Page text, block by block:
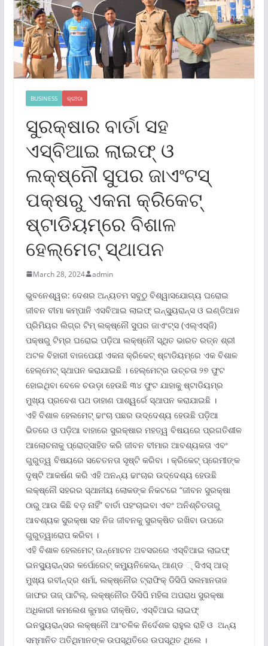
BUSINESS କ୍ରୀଡା
ସୁରକ୍ଷାର ବାର୍ତା ସହ
ଏସ୍‌ବିଆଇ ଲାଇଫ୍ ଓ
ଲକ୍ଷ୍ନୌ ସୁପର ଜାଏଂଟସ୍
ପକ୍ଷରୁ ଏକନା କ୍ରିକେଟ୍
ଷ୍ଟାଡିୟମ୍‌ରେ ବିଶାଳ
ହେଲ୍‌ମେଟ୍ ସ୍ଥାପନ
March 28, 2024 admin
ଭୁବନେଶ୍ୱର: ଦେଶର ଅନ୍ୟତମ ସବୁଠୁ ବିଶ୍ୱାସଯୋଗ୍ୟ ଘରୋଇ
ଜୀବନ ବୀମା କମ୍ପାନି ଏସବିଆଇ ଲାଇଫ୍ ଇନ୍‌ସ୍ୟୁରାନ୍ସ ଓ ଇଣ୍ଡିଆନ
ପ୍ରିମିୟର ଲିଗ୍‌ର ଟିମ୍ ଲକ୍ଷ୍ନୌ ସୁପର ଜାଏଂଟ୍‌ସ (ଏଲ୍‌ଏସ୍‌ଜି)
ପକ୍ଷରୁ ଟିମ୍‌ର ଘରୋଇ ପଡ଼ିଆ ଲକ୍ଷ୍ନୌ ସ୍ଥିତ ଭାରତ ରତ୍ନ ଶ୍ରୀ
ଅଟଳ ବିହାରୀ ବାଜପେୟୀ ଏକନା କ୍ରିକେଟ୍ ଷ୍ଟାଡିୟମ୍‌ରେ ଏକ ବିଶାଳ
ହେଲ୍‌ମେଟ୍ ସ୍ଥାପନ କରାଯାଇଛି । ହେଲ୍‌ମେଟ୍‌ର ଉଚ୍ଚତା ୨୭ ଫୁଟ
ହୋଇଥିବା ବେଳେ ଚଉଡ଼ା ହେଉଛି ୩୪ ଫୁଟ ଯାହାକୁ ଷ୍ଟାଡିୟମ୍‌ର
ମୁଖ୍ୟ ପ୍ରବେଶ ପଥ ଡାହାଣ ପାଶ୍ୱର୍ରେ ସ୍ଥାପନ କରାଯାଇଛି ।
ଏହି ବିଶାଳ ହେଲମେଟ୍ ଢାଂଚା ପଛର ଉଦ୍ଦେଶ୍ୟ ହେଉଛି ପଡ଼ିଆ
ଭିତରେ ଓ ପଡ଼ିଆ ବାହାରେ ସୁରକ୍ଷାର ମହତ୍ୱ ବିଷୟରେ ପ୍ରଗତିଶୀଳ
ଆଲୋଚନାକୁ ପ୍ରୋତ୍ସାହିତ କରି ଜୀବନ ବୀମାର ଆବଶ୍ୟକତା ଏବଂ
ଗୁରୁତ୍ୱ ବିଷୟରେ ସଚେତନତା ସୃଷ୍ଟି କରିବା । କ୍ରିକେଟ୍ ପ୍ରେମୀଙ୍କ
ଦୃଷ୍ଟି ଆକର୍ଷଣ କରି ଏହି ଅନନ୍ୟ ଢାଂଚାର ଉଦ୍ଦେଶ୍ୟ ହେଉଛି
ଲକ୍ଷ୍ନୌ ସହରର ସ୍ଥାନୀୟ ଲୋକଙ୍କ ନିକଟରେ “ଜୀବନ ସୁରକ୍ଷା
ଠାରୁ ଆଉ କିଛି ବଡ଼ ନାହିଁ” ବାର୍ତା ପହଂଚାଇବା ଏବଂ ଅନିଶ୍ଚିତତାରୁ
ଆବଶ୍ୟକ ସୁରକ୍ଷା ସହ ନିଜ ଜୀବନକୁ ସୁରକ୍ଷିତ ରଖିବା ଉପରେ
ଗୁରୁତ୍ୱାରୋପ କରିବା ।
ଏହି ବିଶାଳ ହେଲମେଟ୍ ଉନ୍ମୋଚନ ଅବସରରେ ଏସ୍‌ବିଆଇ ଲାଇଫ୍
ଇନସ୍ୟୁରାନ୍ସର କର୍ପୋରେଟ୍ କମ୍ୟୁନିକେସନ୍ ଆଣ୍ଡ ୍ ସିଏସ୍ ଆର୍
ମୁଖ୍ୟ ରବୀନ୍ଦ୍ର ଶର୍ମା, ଲକ୍ଷ୍ନୌର ଟ୍ରାଫିକ୍ ଡିସିପି ସଲମାନତାଜ
ଜାଫର ତାଜ୍ ପାଟିଲ୍‌, ଲକ୍ଷ୍ନୌର ଡିସିପି ମହିଳା ଅପରାଧ ସୁରକ୍ଷା
ଅଧିକାରୀ କମଲେଶ କୁମାର ଦୀକ୍ଷିତ, ଏସ୍‌ବିଆଇ ଲାଇଫ୍
ଇନସ୍ୟୁରାନ୍ସର ଲକ୍ଷ୍ନୌ ଆଂଚଳିକ ନିର୍ଦେଶକ ରାହୁଲ ରାହି ଓ ଅନ୍ୟ
ସମ୍ମାନିତ ଅତିଥିମାନଙ୍କ ଉପସ୍ଥିତିରେ ଉପସ୍ଥିତ ଥିଲେ ।